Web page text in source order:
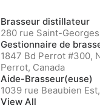
Brasseur distillateur
280 rue Saint-
Gestionnaire de
1847 Bd Perrot #300,
Perrot, Canada
Aide-Brasseur(euse)
1039 rue Beaubien
View All